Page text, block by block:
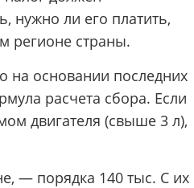
нужно ли его платить,
регионе страны.
на основании последних
расчета сбора. Если
двигателя (свыше 3 л),
— порядка 140 тыс. С их